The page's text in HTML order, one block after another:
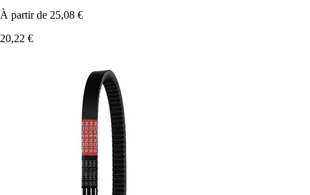
À partir de 25,08 €
20,22 €